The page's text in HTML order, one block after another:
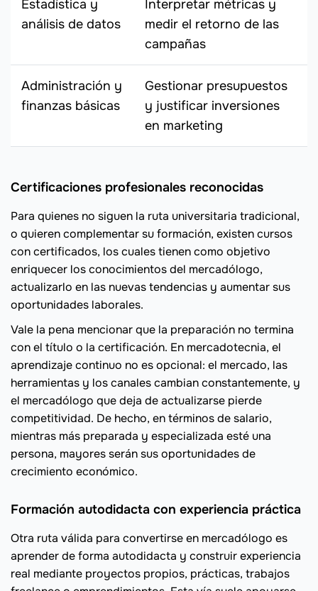
Estadística y
análisis de datos
Interpretar métricas y
medir el retorno de las
campañas
Administración y
finanzas básicas
Gestionar presupuestos
y justificar inversiones
en marketing
Certificaciones profesionales reconocidas
Para quienes no siguen la ruta universitaria tradicional,
o quieren complementar su formación, existen cursos
con certificados, los cuales tienen como objetivo
enriquecer los conocimientos del mercadólogo,
actualizarlo en las nuevas tendencias y aumentar sus
oportunidades laborales.
Vale la pena mencionar que la preparación no termina
con el título o la certificación. En mercadotecnia, el
aprendizaje continuo no es opcional: el mercado, las
herramientas y los canales cambian constantemente, y
el mercadólogo que deja de actualizarse pierde
competitividad. De hecho, en términos de salario,
mientras más preparada y especializada esté una
persona, mayores serán sus oportunidades de
crecimiento económico.
Formación autodidacta con experiencia práctica
Otra ruta válida para convertirse en mercadólogo es
aprender de forma autodidacta y construir experiencia
real mediante proyectos propios, prácticas, trabajos